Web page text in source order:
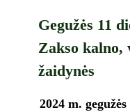
Gegužės 11
Zakso kalno,
žaidynės
2024 m.